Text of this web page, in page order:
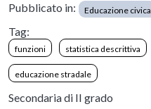
Pubblicato in: Educazione civica
Tag:
funzioni statistica descrittiva
educazione stradale
Secondaria di II grado